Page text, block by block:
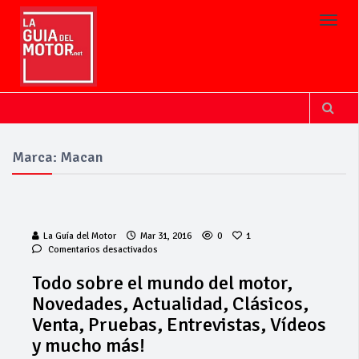
Marca: Macan
La Guía del Motor Mar 31, 2016 0
1
Comentarios desactivados
el
mundo
del
motor,
Todo sobre el mundo del motor,
Novedades, Actualidad, Clásicos,
Venta, Pruebas, Entrevistas, Vídeos
y mucho más!